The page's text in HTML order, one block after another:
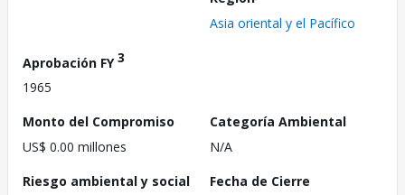
Asia oriental y el Pacífico
Aprobación FY3
1965
Monto del Compromiso
US$ 0.00 millones
Categoría Ambiental
N/A
Riesgo ambiental y social
Fecha de Cierre